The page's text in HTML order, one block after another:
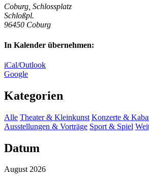
Coburg, Schlossplatz
Schloßpl.
96450 Coburg
In Kalender übernehmen:
iCal/Outlook
Google
Kategorien
Alle Theater & Kleinkunst Konzerte &
Ausstellungen & Vorträge Sport & Spiel
Datum
August 2026